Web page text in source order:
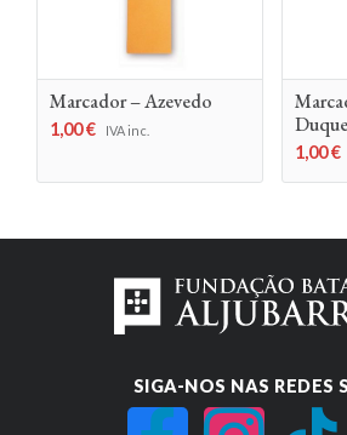
Marcador – Azevedo
1,00€ IVA inc.
1,00€
SIGA-NOS NAS REDES